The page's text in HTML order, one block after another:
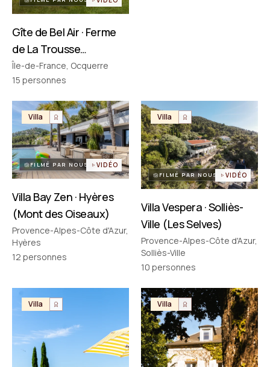
Gîte de Bel Air · Ferme
de La Trousse
(Ocquerre)
Île-de-France, Ocquerre
15 personnes
Villa
FILMÉ PAR NOUS VIDÉO
Villa Bay Zen · Hyères
(Mont des Oiseaux)
Provence-Alpes-Côte d'Azur,
Hyères
12 personnes
Villa
FILMÉ PAR NOUS VIDÉO
Villa Vespera · Solliès-
Ville (Les Selves)
Provence-Alpes-Côte d'Azur,
Solliès-Ville
10 personnes
Villa Villa